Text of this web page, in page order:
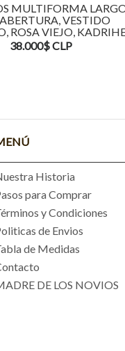
VESTIDOS
CON ABERTURA,
MULTIUSO,
38.000$ CLP
Historia
para Comprar
y Condiciones
de Envios
de Medidas
DE LOS NOVIOS